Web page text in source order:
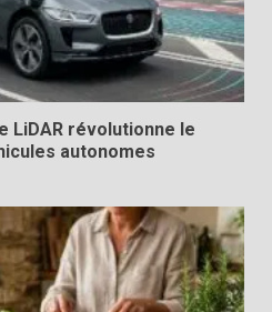
LiDAR révolutionne le
autonomes